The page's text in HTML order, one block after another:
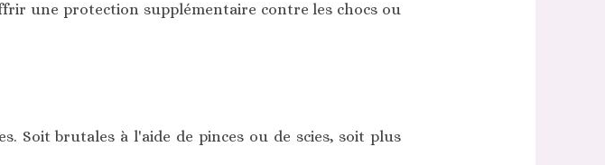
une protection supplémentaire contre les chocs ou
Soit brutales à l'aide de pinces ou de scies, soit plus